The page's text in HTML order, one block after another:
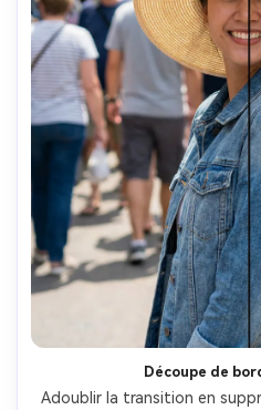
Découpe de
Adoublir la transition en